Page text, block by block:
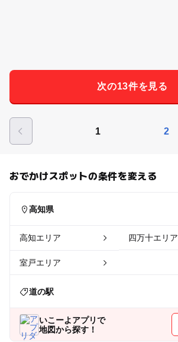
次の13件を見る
1 2
おでかけスポットの条件を変える
高知県
高知エリア 四万十エリア
室戸エリア
道の駅
いこーよアプリで
地図から探す！